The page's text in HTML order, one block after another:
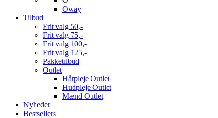
Oway
Tilbud
Frit valg 50,-
Frit valg 75,-
Frit valg 100,-
Frit valg 125,-
Pakketilbud
Outlet
Hårpleje Outlet
Hudpleje Outlet
Mænd Outlet
Nyheder
Bestsellers